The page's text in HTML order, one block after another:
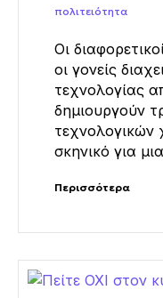
πολιτειότητα
Οι
οι γονείς
τεχνολογίας
δημιουργούν
τεχνολογικών
σκηνικό για
Περισσότερα